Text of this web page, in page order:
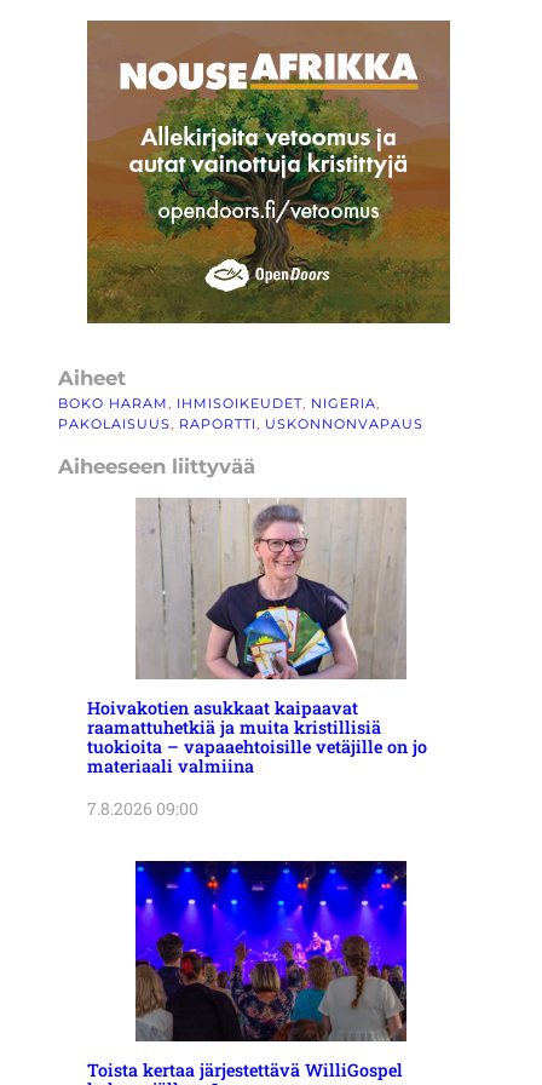
Aiheet
BOKO HARAM, IHMISOIKEUDET, NIGERIA
PAKOLAISUUS, RAPORTTI, USKONNONVAPAUS
Aiheeseen liittyvää
Hoivakotien asukkaat kaipaavat
raamattuhetkiä ja muita kristillisiä
tuokioita – vapaaehtoisille vetäjille on jo
materiaali valmiina
7.8.2026 09:00
Toista kertaa järjestettävä WilliGospel